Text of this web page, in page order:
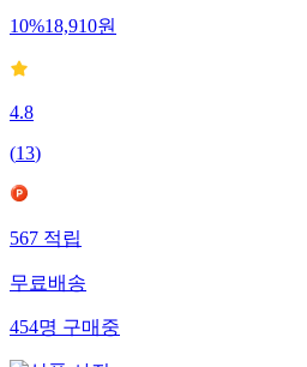
10%18,910원
4.8
(13)
567적립
무료배송
454명구매중